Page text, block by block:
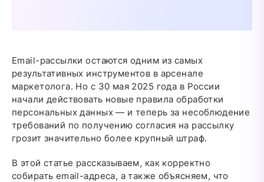
Email-рассылки остаются одним из самых
результативных инструментов в арсенале
маркетолога. Но с 30 мая 2025 года в России
начали действовать новые правила обработки
персональных данных — и теперь за несоблюдение
требований по получению согласия на рассылку
грозит значительно более крупный штраф.
В этой статье рассказываем, как корректно
собирать email-адреса, а также объясняем, что